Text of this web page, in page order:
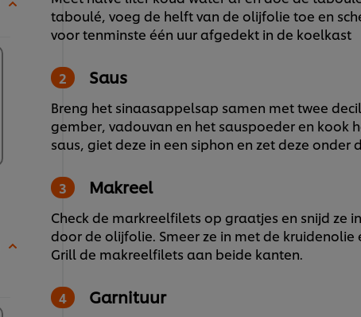
taboulé, voeg de helft van de olijfolie toe en
voor tenminste één uur afgedekt in de koelkast
Saus
Breng het sinaasappelsap samen met twee
gember, vadouvan en het sauspoeder en kook
saus, giet deze in een siphon en zet deze onder
Makreel
Check de markreelfilets op graatjes en snijd ze
door de olijfolie. Smeer ze in met de
Grill de makreelfilets aan beide kanten.
Garnituur